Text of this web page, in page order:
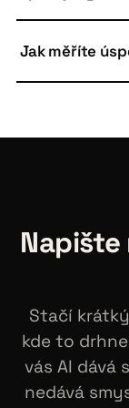
source
měsících lze
Jak měříte
Napište
Stačí
kde to
vás AI dává
nedává